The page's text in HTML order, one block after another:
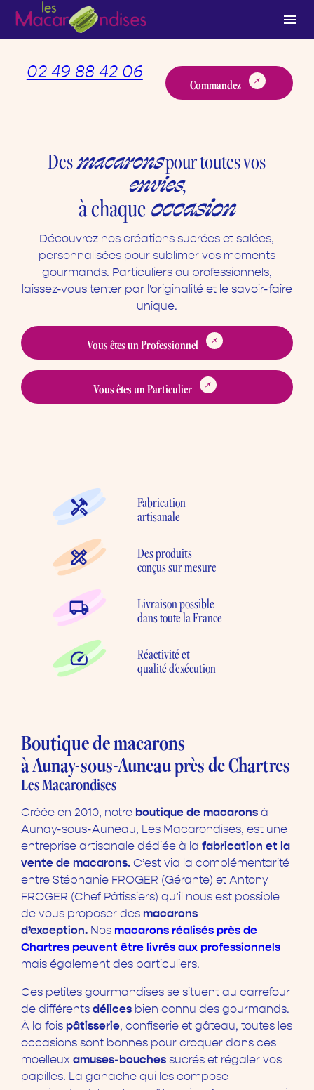
menu
02 49 88 42 06
Commandez
Desmacaronspour toutes vos
envies,
à chaqueoccasion
Découvrez nos créations sucrées et salées,
personnalisées pour sublimer vos moments
gourmands. Particuliers ou professionnels,
laissez-vous tenter par l'originalité et le savoir-faire
unique.
Vous êtes un Professionnel
Vous êtes un Particulier
Fabrication
artisanale
Des produits
conçus sur mesure
Livraison possible
dans toute la France
Réactivité et
qualité d'exécution
Boutique de macarons
à Aunay-sous-Auneau près de Chartres
Les Macarondises
Créée en 2010, notre boutique de macaronsà
Aunay-sous-Auneau, Les Macarondises, est une
entreprise artisanale dédiée à la fabrication et la
vente de macarons.C’est via la complémentarité
entre Stéphanie FROGER (Gérante) et Antony
FROGER (Chef Pâtissiers) qu’il nous est possible
de vous proposer desmacarons
d’exception. Nos macarons réalisés près de
Chartres peuvent être livrés aux professionnels
mais également des particuliers.
Ces petites gourmandises se situent au carrefour
de différents délicesbien connu des gourmands.
À la fois pâtisserie, confiserie et gâteau, toutes les
occasions sont bonnes pour croquer dans ces
moelleux amuses-bouchessucrés et régaler vos
papilles. La ganache qui les compose
Panneau de gestion des cookies